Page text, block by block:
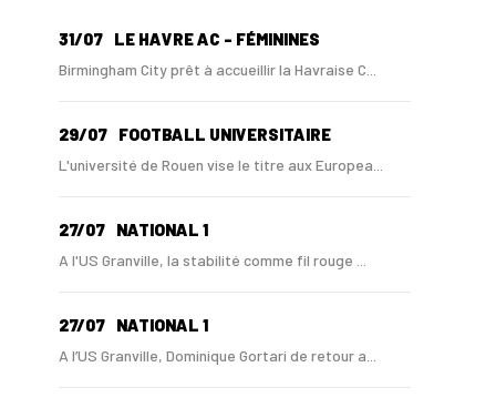
31/07 LE HAVRE AC - FÉMININES
Birmingham City prêt à accueillir la Havraise C...
29/07 FOOTBALL UNIVERSITAIRE
L'université de Rouen vise le titre aux Europea...
27/07 NATIONAL 1
A l'US Granville, la stabilité comme fil rouge ...
27/07 NATIONAL 1
A l’US Granville, Dominique Gortari de retour a...